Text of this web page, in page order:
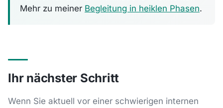
Mehr zu meiner Begleitung in heiklen Phasen.
Ihr nächster Schritt
Wenn Sie aktuell vor einer schwierigen internen